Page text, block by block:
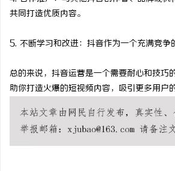
共同打造优质内容。
5. 不断学习和改进：抖音作为一个充满竞
总的来说，抖音运营是一个需要耐心和技巧
助你打造火爆的短视频内容，吸引更多用户